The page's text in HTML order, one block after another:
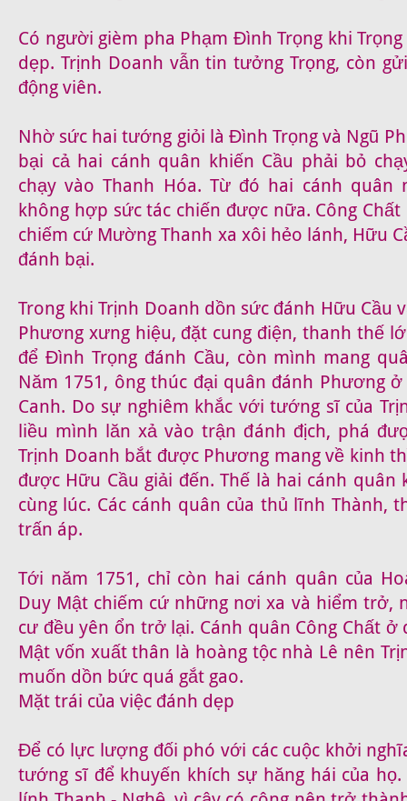
Có người gièm pha Phạm Đình Trọng khi
dẹp. Trịnh Doanh vẫn tin tưởng Trọng, còn
động viên.
Nhờ sức hai tướng giỏi là Đình Trọng và Ngũ
bại cả hai cánh quân khiến Cầu phải bỏ
chạy vào Thanh Hóa. Từ đó hai cánh
không hợp sức tác chiến được nữa. Công
chiếm cứ Mường Thanh xa xôi hẻo lánh, Hữu
đánh bại.
Trong khi Trịnh Doanh dồn sức đánh Hữu Cầu
Phương xưng hiệu, đặt cung điện, thanh thế
để Đình Trọng đánh Cầu, còn mình mang
Năm 1751, ông thúc đại quân đánh Phương
Canh. Do sự nghiêm khắc với tướng sĩ của
liều mình lăn xả vào trận đánh địch, phá
Trịnh Doanh bắt được Phương mang về kinh
được Hữu Cầu giải đến. Thế là hai cánh
cùng lúc. Các cánh quân của thủ lĩnh Thành,
trấn áp.
Tới năm 1751, chỉ còn hai cánh quân của
Duy Mật chiếm cứ những nơi xa và hiểm trở,
cư đều yên ổn trở lại. Cánh quân Công Chất ở
Mật vốn xuất thân là hoàng tộc nhà Lê nên
muốn dồn bức quá gắt gao.
Mặt trái của việc đánh dẹp
Để có lực lượng đối phó với các cuộc khởi
tướng sĩ để khuyến khích sự hăng hái của